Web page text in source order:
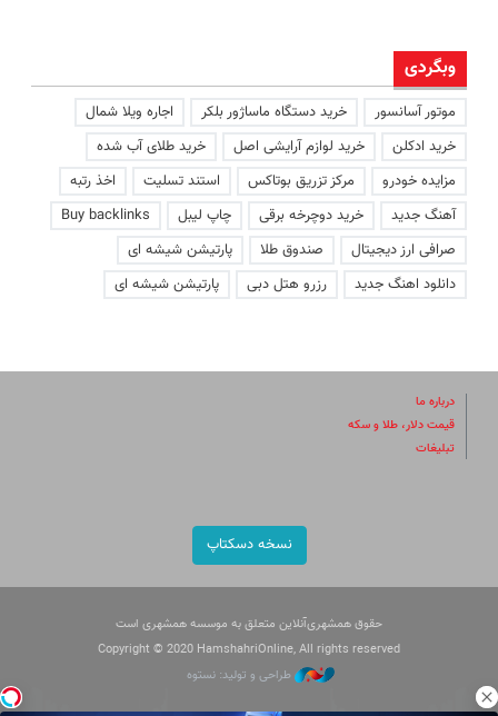
وبگردی
موتور آسانسور خرید دستگاه ماساژور بلکر
اجاره ویلا شمال
خرید ادکلن
خرید لوازم آرایشی اصل
خرید طلای آب شده
مزایده خودرو
مرکز تزریق بوتاکس استند تسلیت
اخذ رتبه
آهنگ جدید
خرید دوچرخه برقی چاپ لیبل
Buy backlinks
صرافی ارز دیجیتال
صندوق طلا
پارتیشن شیشه ای
دانلود اهنگ جدید
رزرو هتل دبی پارتیشن شیشه ای
درباره ما
قیمت دلار، طلا و سکه
تبلیغات
نسخه دسکتاپ
حقوق همشهری‌آنلاین متعلق به موسسه همشهری است
Copyright © 2020 HamshahriOnline, All rights reserved
طراحی و تولید: نستوه